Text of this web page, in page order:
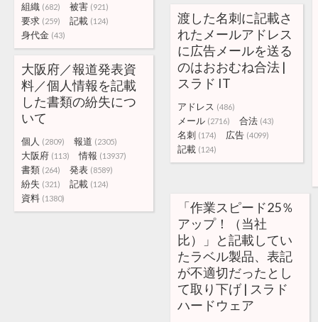
組織 (682) 被害 (921)
要求 (259) 記載 (124)
身代金 (43)
渡した名刺に記載さ
れたメールアドレス
に広告メールを送る
のはおおむね合法 |
スラド IT
アドレス (486)
メール (2716) 合法 (43)
名刺 (174) 広告 (4099)
記載 (124)
大阪府／報道発表資
料／個人情報を記載
した書類の紛失につ
いて
個人 (2809) 報道 (2305)
大阪府 (113) 情報 (13937)
書類 (264) 発表 (8589)
紛失 (321) 記載 (124)
資料 (1380)
「作業スピード25％
アップ！（当社
比）」と記載してい
たラベル製品、表記
が不適切だったとし
て取り下げ | スラド
ハードウェア